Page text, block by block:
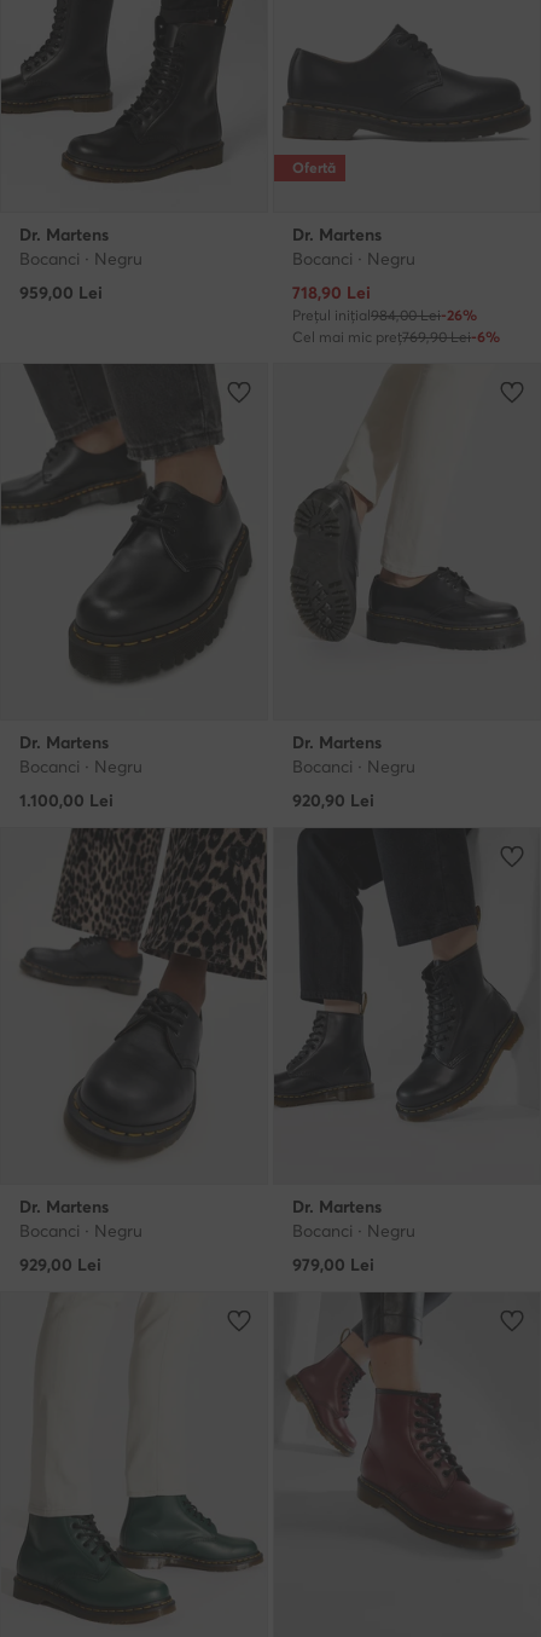
Dr. Martens
Bocanci · Negru
959,00 Lei
Ofertă
Dr. Martens
Bocanci · Negru
Prețul actual
718,90 Lei
Prețul inițial984,00 Lei-26%
Cel mai mic preț769,90 Lei-6%
Dr. Martens
Bocanci · Negru
1.100,00 Lei
Dr. Martens
Bocanci · Negru
920,90 Lei
Dr. Martens
Bocanci · Negru
929,00 Lei
Dr. Martens
Bocanci · Negru
979,00 Lei